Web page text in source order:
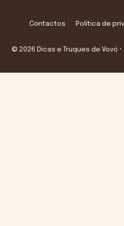
Contactos Política de
© 2026 Dicas e Truques de Vovó